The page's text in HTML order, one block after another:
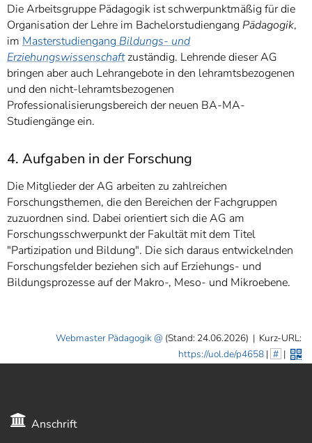
Die Arbeitsgruppe Pädagogik ist schwerpunktmäßig für die
Organisation der Lehre im Bachelorstudiengang Pädagogik,
im Masterstudiengang Bildungs- und
Erziehungswissenschaftzuständig. Lehrende dieser AG
bringen aber auch Lehrangebote in den lehramtsbezogenen
und den nicht-lehramtsbezogenen
Professionalisierungsbereich der neuen BA-MA-
Studiengänge ein.
4. Aufgaben in der Forschung
Die Mitglieder der AG arbeiten zu zahlreichen
Forschungsthemen, die den Bereichen der Fachgruppen
zuzuordnen sind. Dabei orientiert sich die AG am
Forschungsschwerpunkt der Fakultät mit dem Titel
"Partizipation und Bildung". Die sich daraus entwickelnden
Forschungsfelder beziehen sich auf Erziehungs- und
Bildungsprozesse auf der Makro-, Meso- und Mikroebene.
Webmaster Pädagogik (Stand: 24.06.2026) | Kurz-URL:
https://uol.de/p4658| # |
Anschrift